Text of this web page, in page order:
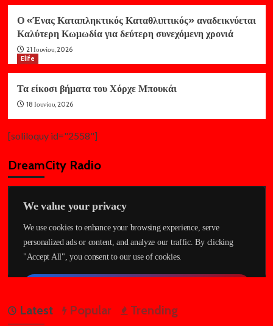
Ο «Ένας Καταπληκτικός Καταθλιπτικός» αναδεικνύεται
Καλύτερη Κωμωδία για δεύτερη συνεχόμενη χρονιά
21 Ιουνίου, 2026
Elife
Τα είκοσι βήματα του Χόρχε Μπουκάι
18 Ιουνίου, 2026
[soliloquy id="2558"]
DreamCity Radio
Latest Popular Trending